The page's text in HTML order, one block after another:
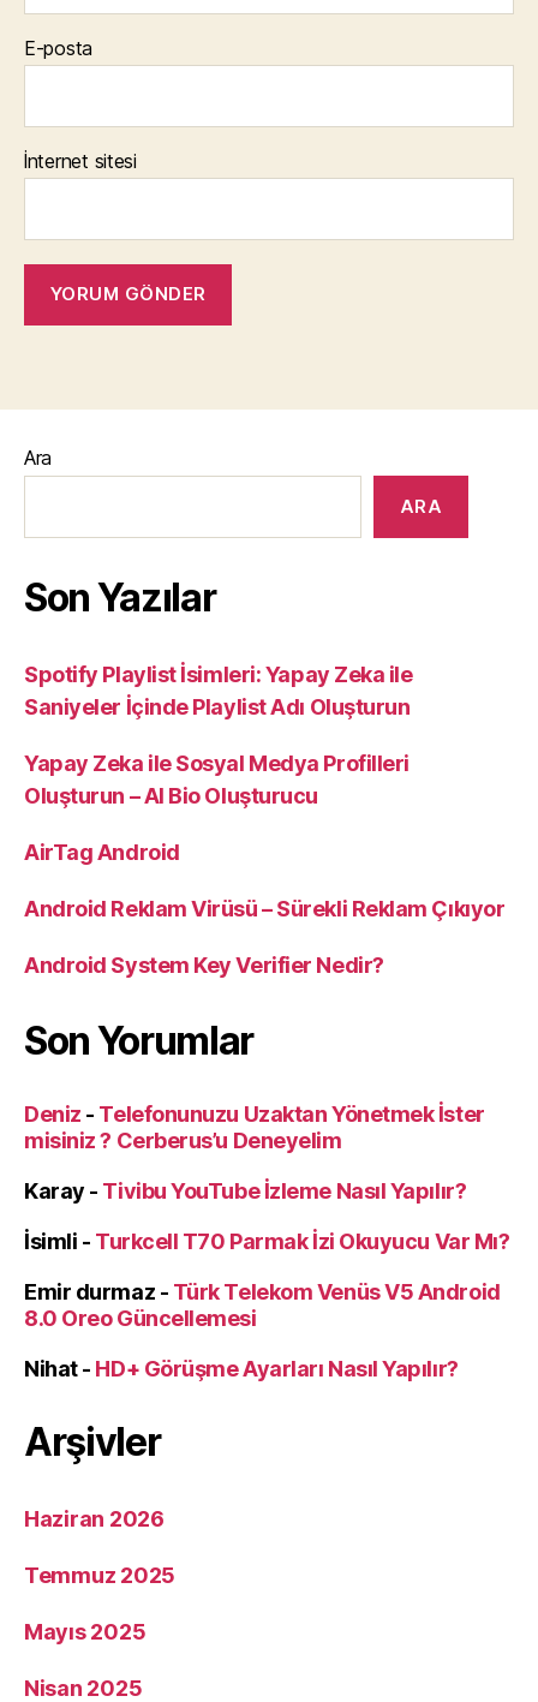
E-posta
İnternet sitesi
Ara
ARA
Son Yazılar
Spotify Playlist İsimleri: Yapay Zeka ile
Saniyeler İçinde Playlist Adı Oluşturun
Yapay Zeka ile Sosyal Medya Profilleri
Oluşturun – AI Bio Oluşturucu
AirTag Android
Android Reklam Virüsü – Sürekli Reklam Çıkıyor
Android System Key Verifier Nedir?
Son Yorumlar
Deniz - Telefonunuzu Uzaktan Yönetmek İster
misiniz ? Cerberus’u Deneyelim
Karay - Tivibu YouTube İzleme Nasıl Yapılır?
İsimli - Turkcell T70 Parmak İzi Okuyucu Var Mı?
Emir durmaz - Türk Telekom Venüs V5 Android
8.0 Oreo Güncellemesi
Nihat- HD+ Görüşme Ayarları Nasıl Yapılır?
Arşivler
Haziran 2026
Temmuz 2025
Mayıs 2025
Nisan 2025